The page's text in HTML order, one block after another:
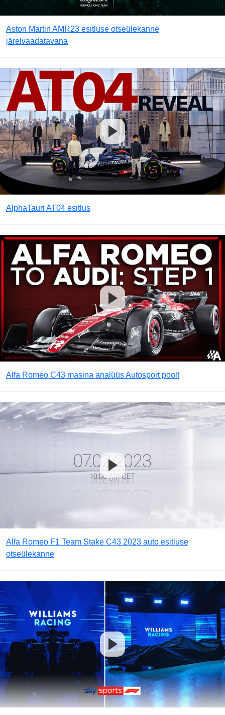
Aston Martin AMR23 esitluse otseülekanne
järelvaadatavana
AlphaTauri AT04 esitlus
Alfa Romeo C43 masina analüüs Autosport poolt
Alfa Romeo F1 Team Stake C43 2023 auto esitluse
otseülekanne